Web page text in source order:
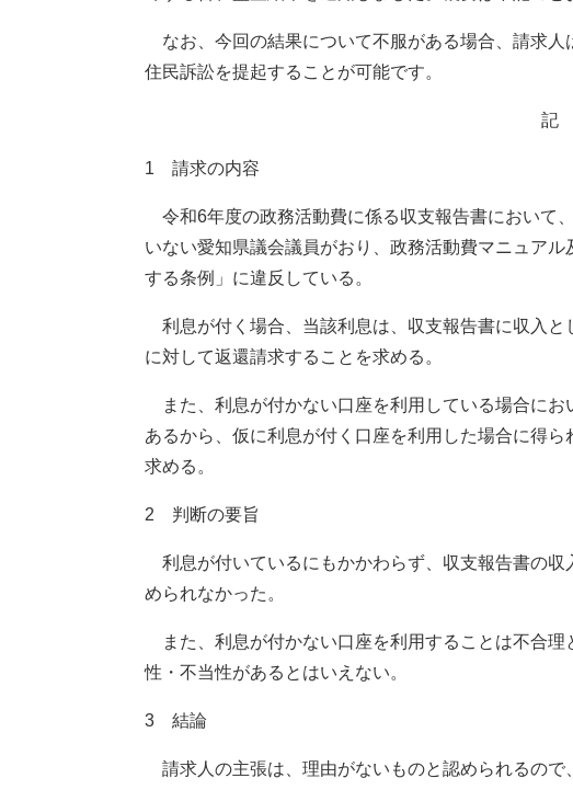
なお、今回の結果について不服がある場合、請求人
住民訴訟を提起することが可能です。
記
1 請求の内容
令和6年度の政務活動費に係る収支報告書において
いない愛知県議会議員がおり、政務活動費マニュア
する条例」に違反している。
利息が付く場合、当該利息は、収支報告書に収入
に対して返還請求することを求める。
また、利息が付かない口座を利用している場合に
あるから、仮に利息が付く口座を利用した場合に得
求める。
2 判断の要旨
利息が付いているにもかかわらず、収支報告書の
められなかった。
また、利息が付かない口座を利用することは不合
性・不当性があるとはいえない。
3 結論
請求人の主張は、理由がないものと認められるので